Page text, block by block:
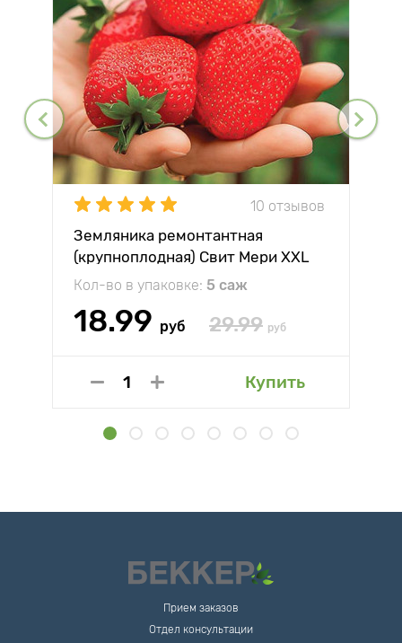
10 отзывов
Земляника ремонтантная
(крупноплодная) Свит Мери XXL
Кол-во в упаковке: 5 саж
18.99 руб 29.99 руб
Купить
Прием заказов
Отдел консультации